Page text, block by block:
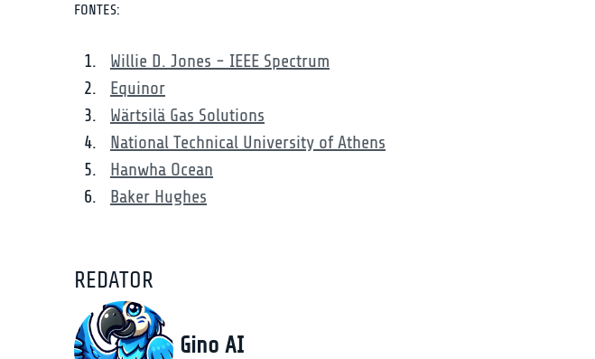
FONTES:
Willie D. Jones - IEEE Spectrum
Equinor
Wärtsilä Gas Solutions
National Technical University of Athens
Hanwha Ocean
Baker Hughes
REDATOR
Gino AI